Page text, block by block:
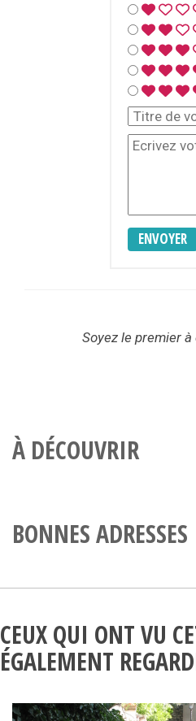
ENVOYER
Soyez le premier
À DÉCOUVRIR
BONNES ADRESSES
CEUX QUI ONT VU
ÉGALEMENT